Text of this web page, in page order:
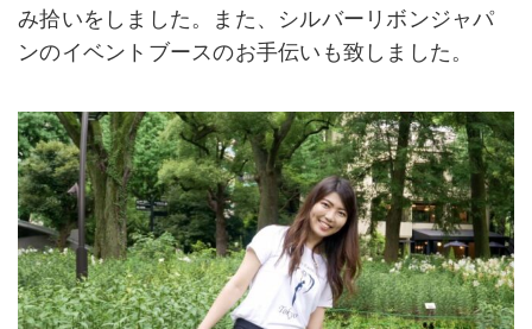
み拾いをしました。また、シルバーリボンジャパ
ンのイベントブースのお手伝いも致しました。